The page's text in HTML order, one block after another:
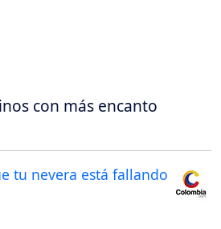
con más encanto